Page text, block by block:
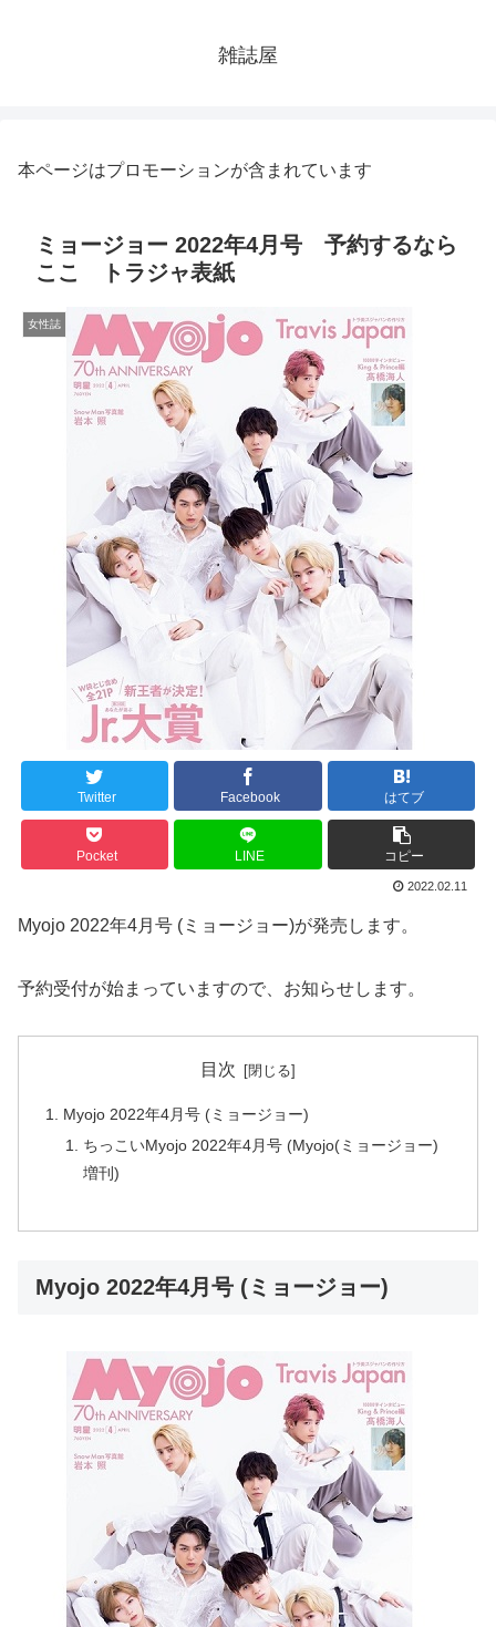
雑誌屋
本ページはプロモーションが含まれています
ミョージョー 2022年4月号 予約するなら
ここ トラジャ表紙
女性誌
Twitter Facebook はてブ
Pocket LINE コピー
2022.02.11
Myojo 2022年4月号 (ミョージョー)が発売します。
予約受付が始まっていますので、お知らせします。
目次
Myojo 2022年4月号 (ミョージョー)
ちっこいMyojo 2022年4月号 (Myojo(ミョージョー)
増刊)
Myojo 2022年4月号 (ミョージョー)